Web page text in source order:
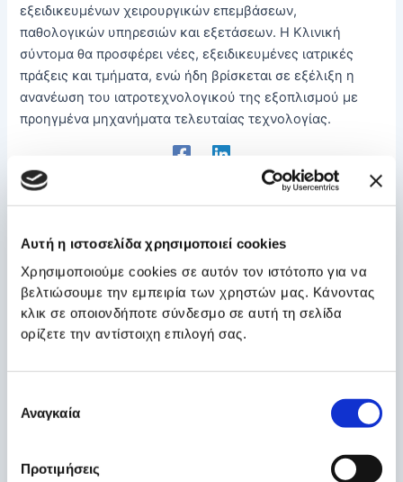
Αυτή η ιστοσελίδα χρησιμοποιεί cookies
Χρησιμοποιούμε cookies σε αυτόν τον ιστότοπο για να
βελτιώσουμε την εμπειρία των χρηστών μας. Κάνοντας
κλικ σε οποιονδήποτε σύνδεσμο σε αυτή τη σελίδα
ορίζετε την αντίστοιχη επιλογή σας.
συγκατάθεσης
Αναγκαία
Προτιμήσεις
εξειδικευμένων χειρουργικών επεμβάσεων,
παθολογικών υπηρεσιών και εξετάσεων. Η Κλινική
σύντομα θα προσφέρει νέες, εξειδικευμένες ιατρικές
πράξεις και τμήματα, ενώ ήδη βρίσκεται σε εξέλιξη η
ανανέωση του ιατροτεχνολογικού της εξοπλισμού με
προηγμένα μηχανήματα τελευταίας τεχνολογίας.
Σχετικά Άρθρα